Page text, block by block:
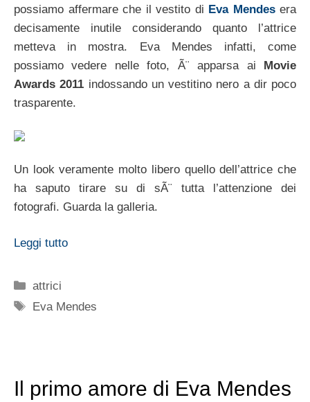
possiamo affermare che il vestito di Eva Mendesera
decisamente inutile considerando quanto l’attrice
metteva in mostra. Eva Mendes infatti, come
possiamo vedere nelle foto, Ã¨ apparsa ai
Movie
Awards 2011 indossando un vestitino nero a dir poco
trasparente.
Un look veramente molto libero quello dell’attrice che
ha saputo tirare su di sÃ¨ tutta l’attenzione dei
fotografi. Guarda la galleria.
Leggi tutto
Categorie
attrici
Tag
Eva Mendes
Il primo amore di Eva Mendes